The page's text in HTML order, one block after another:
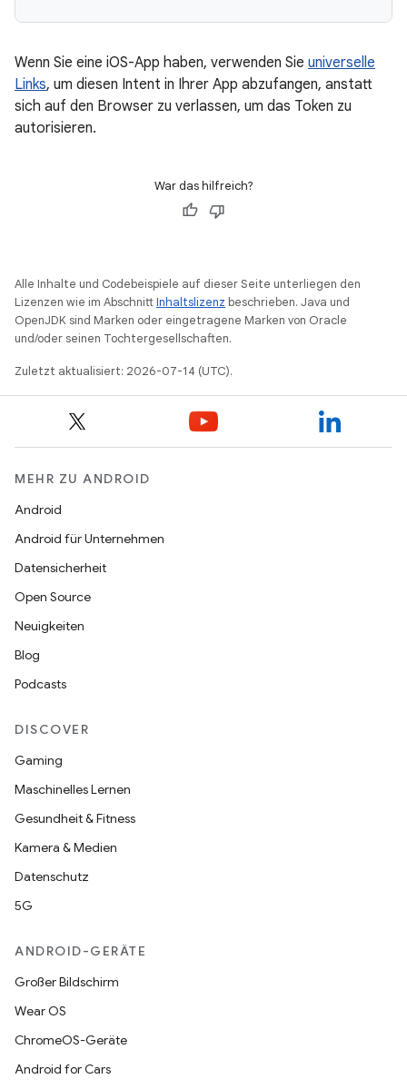
Wenn Sie eine iOS-App haben, verwenden Sie universelle
Links, um diesen Intent in Ihrer App abzufangen, anstatt
sich auf den Browser zu verlassen, um das Token zu
autorisieren.
War das hilfreich?
Alle Inhalte und Codebeispiele auf dieser Seite unterliegen den
Lizenzen wie im AbschnittInhaltslizenz beschrieben. Java und
OpenJDK sind Marken oder eingetragene Marken von Oracle
und/oder seinen Tochtergesellschaften.
Zuletzt aktualisiert: 2026-07-14 (UTC).
MEHR ZU ANDROID
Android
Android für Unternehmen
Datensicherheit
Open Source
Neuigkeiten
Blog
Podcasts
DISCOVER
Gaming
Maschinelles Lernen
Gesundheit & Fitness
Kamera & Medien
Datenschutz
5G
ANDROID-GERÄTE
Großer Bildschirm
Wear OS
ChromeOS-Geräte
Android for Cars